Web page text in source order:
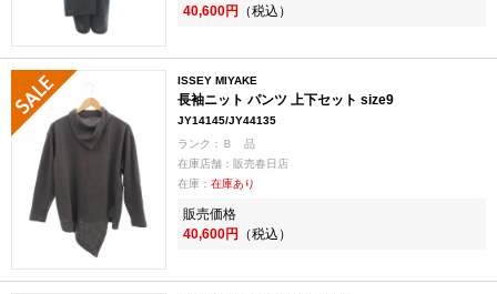
40,600円 （税込）
ISSEY MIYAKE
長袖ニット パンツ 上下セット size9
JY14145/JY44135
ランク：Ｂ 品
在庫店舗：販売春日店
在庫： 在庫あり
販売価格
40,600円 （税込）